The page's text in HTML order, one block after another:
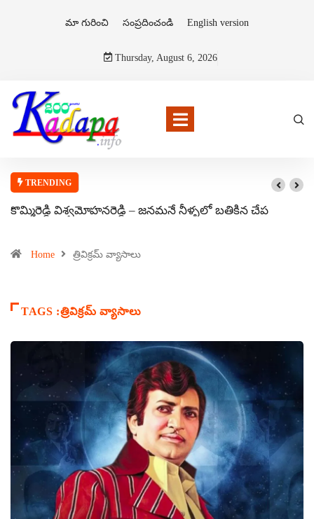
మా గురించి సంప్రదించండి English version
Thursday, August 6, 2026
TRENDING
కొమ్మిరెడ్డి విశ్వమోహనరెడ్డి – జనమనే నీళ్ళలో బతికిన చేప
Home త్రివిక్రమ్ వ్యాసాలు
TAGS :త్రివిక్రమ్ వ్యాసాలు